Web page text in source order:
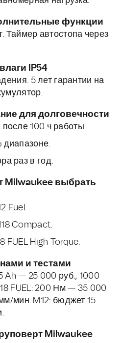
функции
Таймер автостопа через
IP54
5 лет гарантии на
для долговечности
после 100 ч работы.
диапазоне.
раз в год.
Milwaukee выбрать
Fuel.
Compact.
FUEL High Torque.
и тестами
Ah — 25 000 руб., 1000
FUEL: 200 Нм — 35 000
мин. M12: бюджет 15
Milwaukee